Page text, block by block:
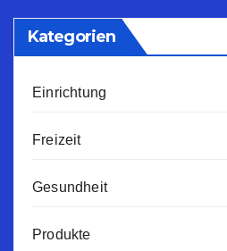
Kategorien
Einrichtung
Freizeit
Gesundheit
Produkte